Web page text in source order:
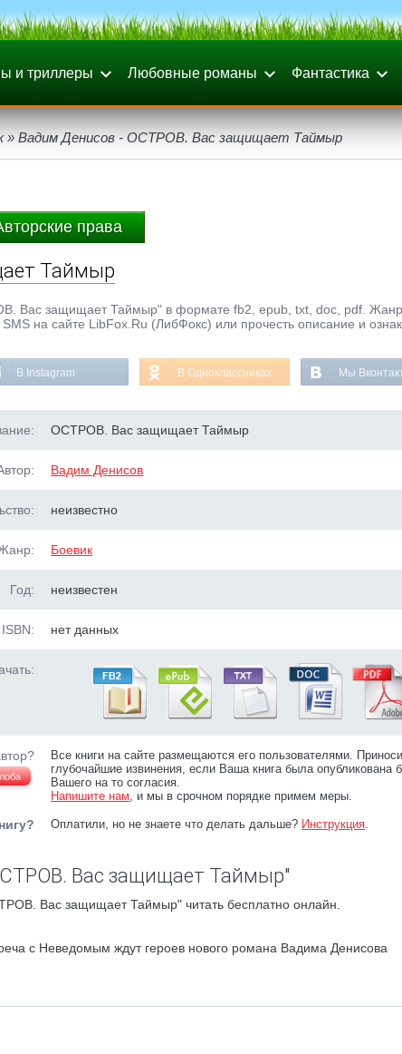
и триллеры Любовные романы Фантастика
» Вадим Денисов - ОСТРОВ. Вас защищает Таймыр
права
Таймыр
Вас защищает Таймыр" в формате fb2, epub, txt, doc, pdf.
на сайте LibFox.Ru (ЛибФокс) или прочесть описание и
В Instagram В Одноклассниках Мы
ОСТРОВ. Вас защищает Таймыр
Вадим Денисов
неизвестно
Боевик
Год: неизвестен
ISBN: нет данных
Все книги на сайте размещаются его пользователями.
глубочайшие извинения, если Ваша книга была опубликована
Вашего на то согласия.
Напишите нам, и мы в срочном порядке примем меры.
Оплатили, но не знаете что делать дальше? Инструкция.
Вас защищает Таймыр"
Вас защищает Таймыр" читать бесплатно онлайн.
с Неведомым ждут героев нового романа Вадима Денисова